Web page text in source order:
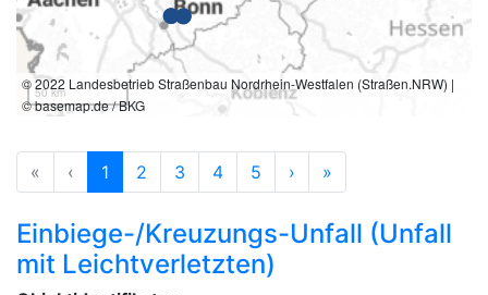
50 km
© 2022 Landesbetrieb Straßenbau Nordrhein-Westfalen (Straßen.NRW) |
© basemap.de / BKG
« ‹ 1 2 3 4 5 › »
Einbiege-/Kreuzungs-Unfall (Unfall
mit Leichtverletzten)